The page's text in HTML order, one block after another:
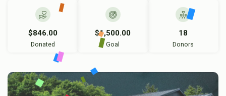
$846.00
Donated
$1,500.00
Goal
18
Donors